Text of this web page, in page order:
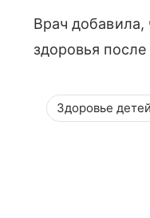
Врач добавила,
здоровья
Здоровье детей